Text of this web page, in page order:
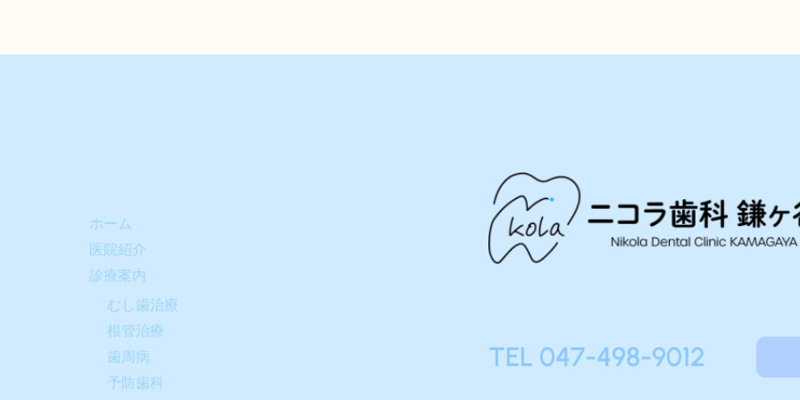
ホーム
医院紹介
診療案内
むし歯治療
根管治療
歯周病
予防歯科
TEL 047-498-9012